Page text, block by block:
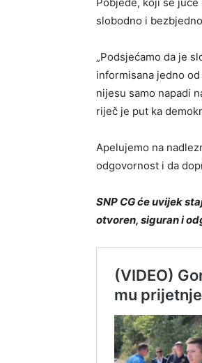
slobodno i
„Podsjećamo da je
informisana jedno
nijesu samo napadi
riječ je put ka
Apelujemo na
odgovornost i da
SNP CG će uvijek
otvoren, siguran i